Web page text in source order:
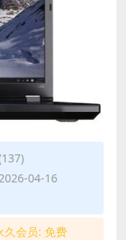
04-16
久会员: 免费